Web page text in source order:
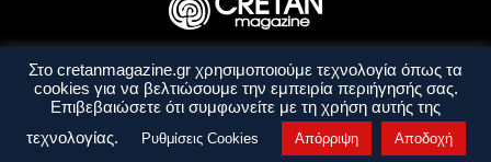
Ταυτότητα Πολιτική Απορρήτου
Όροι Χρήσης
Όροι και Προϋποθέσεις
Στο cretanmagazine.gr χρησιμοποιούμε τεχνολογία όπως τα
cookies για να βελτιώσουμε την εμπειρία περιήγησής σας.
Επιβεβαιώσετε ότι συμφωνείτε με τη χρήση αυτής της
τεχνολογίας.
Ρυθμίσεις Cookies Απόρριψη Αποδοχή